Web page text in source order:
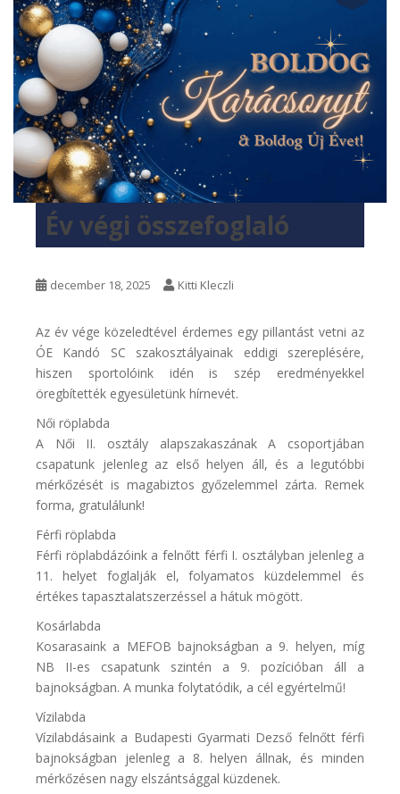
Év végi összefoglaló
december 18, 2025 Kitti Kleczli
Az év vége közeledtével érdemes egy pillantást vetni az
ÓE Kandó SC szakosztályainak eddigi szereplésére,
hiszen sportolóink idén is szép eredményekkel
öregbítették egyesületünk hírnevét.
Női röplabda
A Női II. osztály alapszakaszának A csoportjában
csapatunk jelenleg az első helyen áll, és a legutóbbi
mérkőzését is magabiztos győzelemmel zárta. Remek
forma, gratulálunk!
Férfi röplabda
Férfi röplabdázóink a felnőtt férfi I. osztályban jelenleg a
11. helyet foglalják el, folyamatos küzdelemmel és
értékes tapasztalatszerzéssel a hátuk mögött.
Kosárlabda
Kosarasaink a MEFOB bajnokságban a 9. helyen, míg
NB II-es csapatunk szintén a 9. pozícióban áll a
bajnokságban. A munka folytatódik, a cél egyértelmű!
Vízilabda
Vízilabdásaink a Budapesti Gyarmati Dezső felnőtt férfi
bajnokságban jelenleg a 8. helyen állnak, és minden
mérkőzésen nagy elszántsággal küzdenek.